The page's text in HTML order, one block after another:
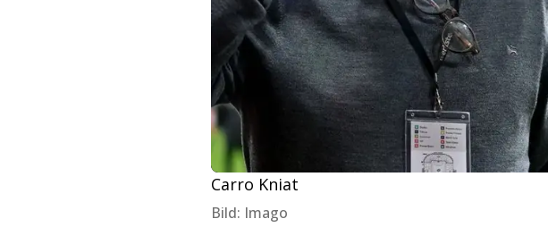
Carro Kniat
Bild: Imago